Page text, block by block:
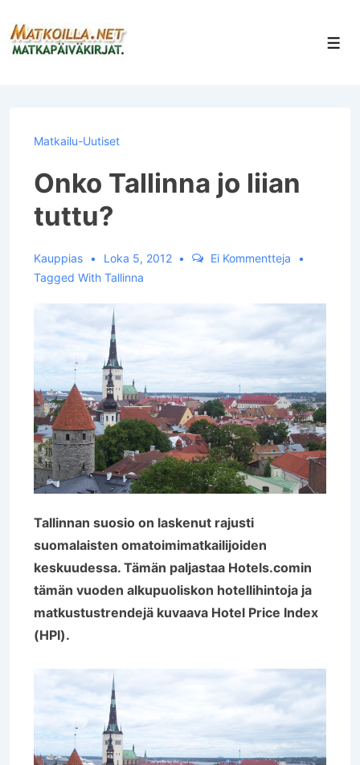
Siirry
pääsisältöön
Matkailu-Uutiset
Onko Tallinna jo liian
tuttu?
Kauppias Loka 5, 2012
Ei Kommentteja
Tagged With Tallinna
Tallinnan suosio on laskenut rajusti
suomalaisten omatoimimatkailijoiden
keskuudessa. Tämän paljastaa Hotels.comin
tämän vuoden alkupuoliskon hotellihintoja ja
matkustustrendejä kuvaava Hotel Price Index
(HPI).